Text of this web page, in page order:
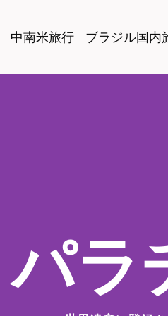
中南米旅行 ブラジル国内
パラ